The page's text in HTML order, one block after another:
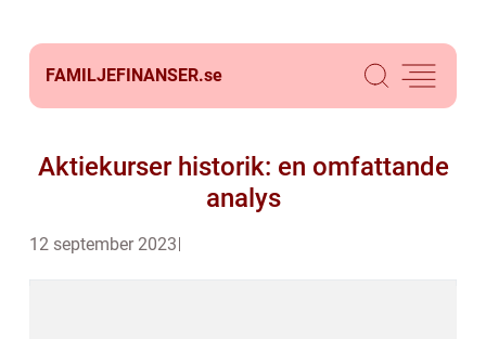
FAMILJEFINANSER.se
Aktiekurser historik: en omfattande
analys
12 september 2023